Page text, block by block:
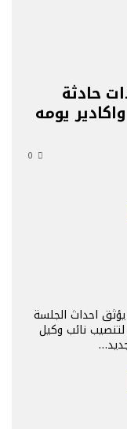
حادثة
يومه
احداث الجلسة
نائب وكيل